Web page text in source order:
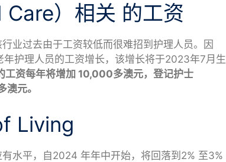
）相关 的工资
业过去由于工资较低而很难招到护理人员。因
护理人员的工资增长，该增长将于2023年7月生
资每年将增加 10,000多澳元，登记护士
元。
Living
水平，自2024 年年中开始，将回落到2% 至3%